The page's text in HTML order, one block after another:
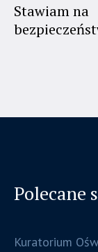
Stawiam na
Polecane
Kuratorium